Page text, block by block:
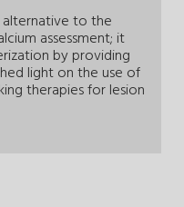
alternative to the
assessment; it
by providing
light on the use of
therapies for lesion